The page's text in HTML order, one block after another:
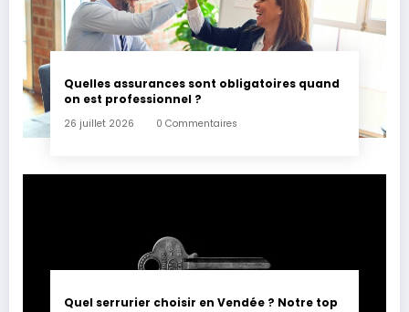
Quelles assurances sont obligatoires quand
on est professionnel ?
26 juillet 2026 0 Commentaires
Quel serrurier choisir en Vendée ? Notre top